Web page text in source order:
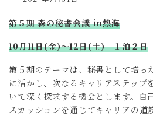
第５期 森の秘書会議 in熱海
10月11日(金)～12日(土) １泊２日
第５期のテーマは、秘書として培っ
に活かし、次なるキャリアステップ
いて深く探求する機会とします。自
スカッションを通じてキャリアの道